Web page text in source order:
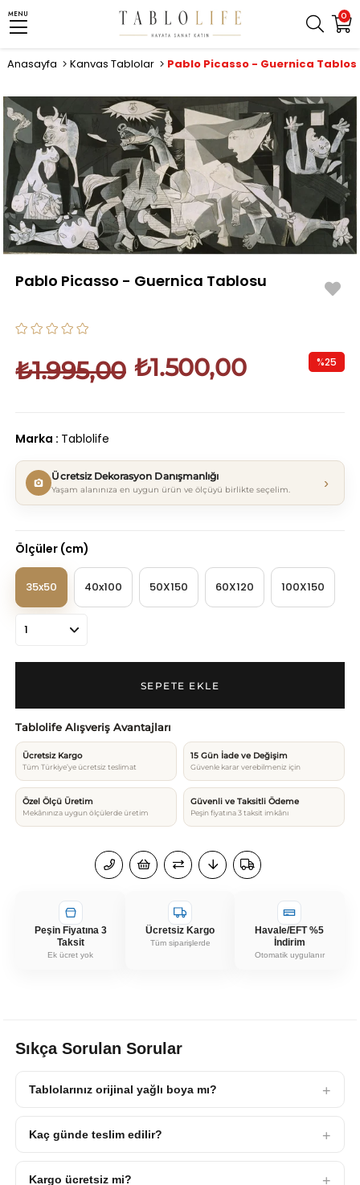
0
MENU
Anasayfa Kanvas Tablolar Pablo Picasso - Guernica
Pablo Picasso - Guernica Tablosu
₺1.995,00 ₺1.500,00 %25
Marka : Tablolife
Ücretsiz Dekorasyon Danışmanlığı
Yaşam alanınıza en uygun ürün ve ölçüyü birlikte seçelim. ›
Ölçüler (cm)
35x50 40x100 50X150 60X120 100X150
Tablolife Alışveriş Avantajları
Ücretsiz Kargo
Tüm Türkiye’ye ücretsiz teslimat
15 Gün İade ve Değişim
Güvenle karar verebilmeniz için
Özel Ölçü Üretim
Mekânınıza uygun ölçülerde üretim
Güvenli ve Taksitli Ödeme
Peşin fiyatına 3 taksit imkânı
Peşin Fiyatına 3
Taksit
Ek ücret yok
Ücretsiz Kargo
Tüm siparişlerde
Havale/EFT %5
İndirim
Otomatik uygulanır
Sıkça Sorulan Sorular
Tablolarınız orijinal yağlı boya mı?
Kaç günde teslim edilir?
Kargo ücretsiz mi?